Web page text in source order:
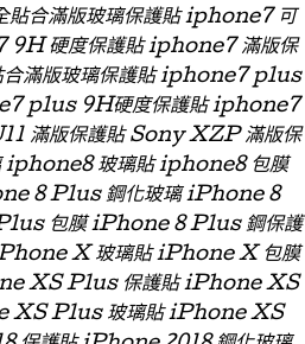
合滿版玻璃保護貼 iphone7 可
9H 硬度保護貼 iphone7 滿版保
滿版玻璃保護貼 iphone7 plus
plus 9H硬度保護貼 iphone7
滿版保護貼 Sony XZP 滿版保
iphone8 玻璃貼 iphone8 包膜
8 Plus 鋼化玻璃 iPhone 8
包膜 iPhone 8 Plus 鋼保護
X 玻璃貼 iPhone X 包膜
XS Plus 保護貼 iPhone XS
XS Plus 玻璃貼 iPhone XS